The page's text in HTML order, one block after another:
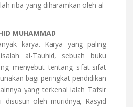
riba yang diharamkan oleh al-
MUHAMMAD
karya. Karya yang paling
al-Tauhid, sebuah buku
menyebut tentang sifat-sifat
bagi peringkat pendidikan
yang terkenal ialah Tafsir
disusun oleh muridnya, Rasyid